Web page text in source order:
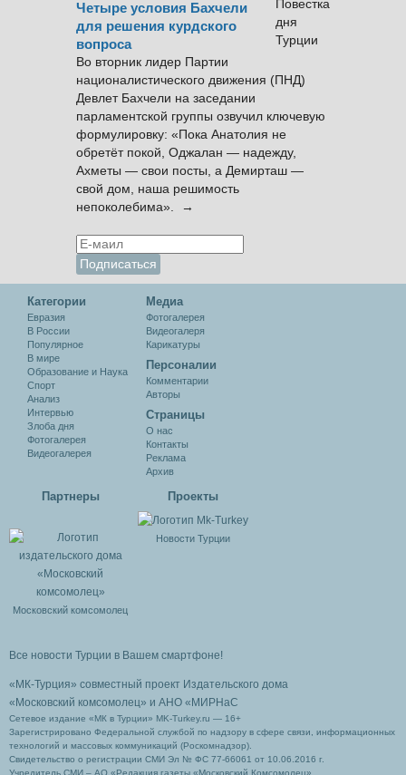
Четыре условия Бахчели
для решения курдского
вопроса
Во вторник лидер Партии
националистического движения (ПНД)
Девлет Бахчели на заседании
парламентской группы озвучил ключевую
формулировку: «Пока Анатолия не
обретёт покой, Оджалан — надежду,
Ахметы — свои посты, а Демирташ —
свой дом, наша решимость
непоколебима». →
Категории
Евразия
В России
Популярное
В мире
Образование и Наука
Спорт
Анализ
Интервью
Злоба дня
Фотогалерея
Видеогалерея
Медиа
Фотогалерея
Видеогалеря
Карикатуры
Персоналии
Комментарии
Авторы
Cтраницы
О нас
Контакты
Реклама
Архив
Партнеры
Московский комсомолец
Проекты
Новости Турции
Все новости Турции в Вашем смартфоне!
«МК-Турция» совместный проект Издательского дома
«Московский комсомолец» и АНО «МИРНаС
Сетевое издание «МК в Турции» MK-Turkey.ru — 16+
Зарегистрировано Федеральной службой по надзору в сфере связи, информационных
технологий и массовых коммуникаций (Роскомнадзор).
Свидетельство о регистрации СМИ Эл № ФС 77-66061 от 10.06.2016 г.
Учредитель СМИ – АО «Редакция газеты «Московский Комсомолец»